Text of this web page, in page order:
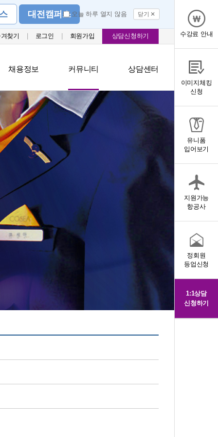
대전캠퍼스오늘 하루 열지 않음 닫기 ✕
찾기 로그인 회원가입 상담신청하기
채용정보 커뮤니티 상담센터
수강료 안내
이미지체킹
신청
유니폼
입어보기
지원가능
항공사
정회원
등업신청
1:1상담
신청하기